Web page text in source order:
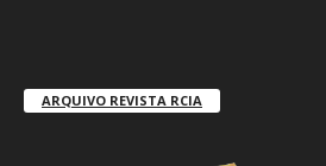
ARQUIVO REVISTA RCIA